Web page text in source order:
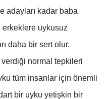
adayları kadar baba
erkeklere uykusuz
daha bir sert olur.
normal tepkileri
tüm insanlar için önemli
bir uyku yetişkin bir